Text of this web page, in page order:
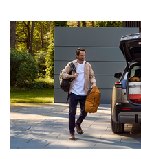
Mirai
WATERSTOF-ELEKTRISCH